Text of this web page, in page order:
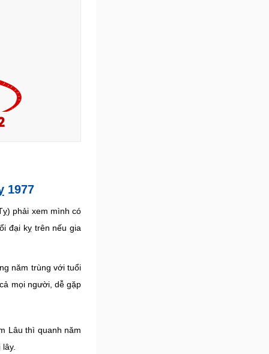
1977
phải xem mình có
đại kỵ trên nếu gia
năm trùng với tuổi
mọi người, dễ gặp
Lâu thì quanh năm